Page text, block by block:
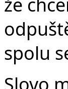
spolu
Slovo